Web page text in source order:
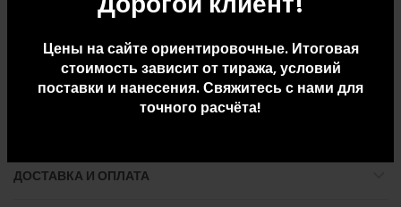
Цены на сайте ориентировочные. Итоговая
стоимость зависит от тиража, условий
поставки и нанесения. Свяжитесь с нами для
точного расчёта!
цепочкой. Пуговицы основного цвета с гравировкой. Основная
максимального комфорта.
ДОСТАВКА И ОПЛАТА